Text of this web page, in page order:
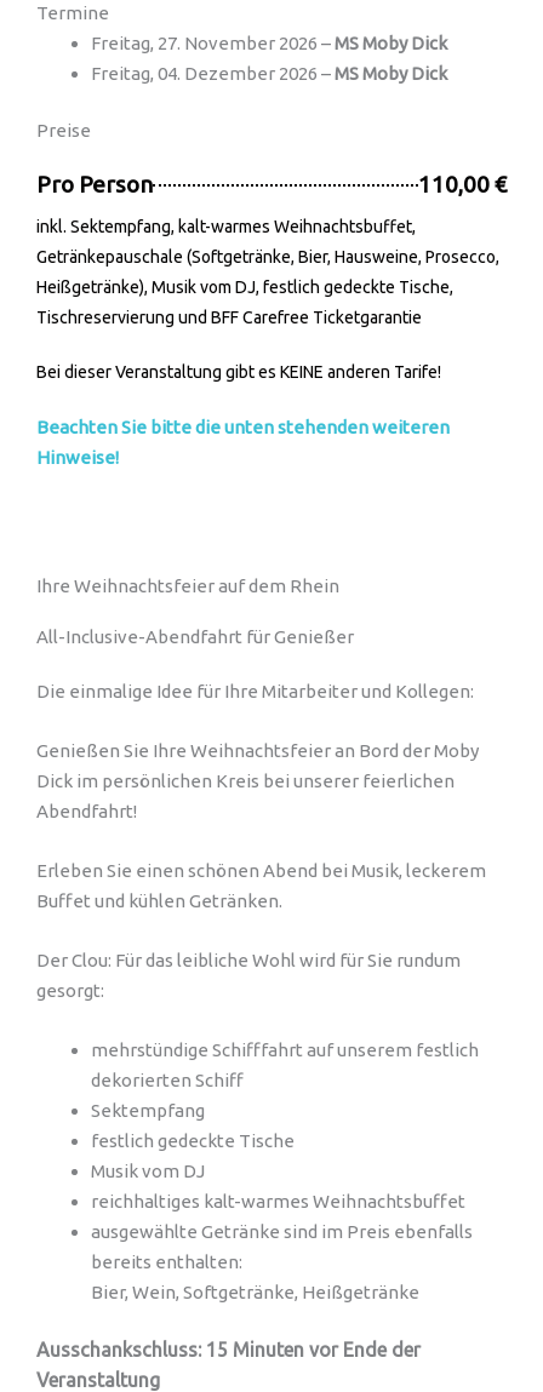
Termine
Freitag, 27. November 2026 –MS Moby Dick
Freitag, 04. Dezember 2026 –MS Moby Dick
Preise
Pro Person 110,00 €
inkl. Sektempfang, kalt-warmes Weihnachtsbuffet,
Getränkepauschale (Softgetränke, Bier, Hausweine, Prosecco,
Heißgetränke), Musik vom DJ, festlich gedeckte Tische,
Tischreservierung und BFF Carefree Ticketgarantie
Bei dieser Veranstaltung gibt es KEINE anderen Tarife!
Beachten Sie bitte die unten stehenden weiteren
Hinweise!
Ihre Weihnachtsfeier auf dem Rhein
All-Inclusive-Abendfahrt für Genießer
Die einmalige Idee für Ihre Mitarbeiter und Kollegen:
Genießen Sie Ihre Weihnachtsfeier an Bord der Moby
Dick im persönlichen Kreis bei unserer feierlichen
Abendfahrt!
Erleben Sie einen schönen Abend bei Musik, leckerem
Buffet und kühlen Getränken.
Der Clou: Für das leibliche Wohl wird für Sie rundum
gesorgt:
mehrstündige Schifffahrt auf unserem festlich
dekorierten Schiff
Sektempfang
festlich gedeckte Tische
Musik vom DJ
reichhaltiges kalt-warmes Weihnachtsbuffet
ausgewählte Getränke sind im Preis ebenfalls
bereits enthalten:
Bier, Wein, Softgetränke, Heißgetränke
Ausschankschluss: 15 Minuten vor Ende der
Veranstaltung